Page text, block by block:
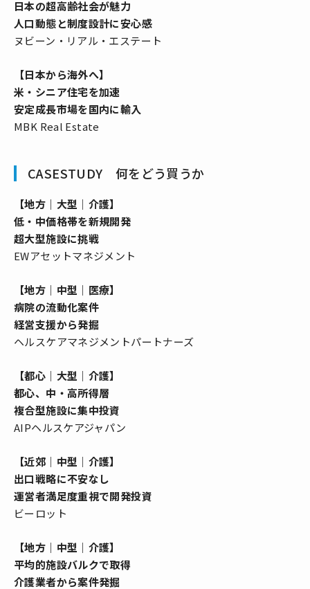
日本の超高齢社会が魅力
人口動態と制度設計に安心感
ヌビーン・リアル・エステート
【日本から海外へ】
米・シニア住宅を加速
安定成長市場を国内に輸入
MBK Real Estate
CASESTUDY 何をどう買うか
【地方｜大型｜介護】
低・中価格帯を新規開発
超大型施設に挑戦
EWアセットマネジメント
【地方｜中型｜医療】
病院の流動化案件
経営支援から発掘
ヘルスケアマネジメントパートナーズ
【都心｜大型｜介護】
都心、中・高所得層
複合型施設に集中投資
AIPヘルスケアジャパン
【近郊｜中型｜介護】
出口戦略に不安なし
運営者満足度重視で開発投資
ビーロット
【地方｜中型｜介護】
平均的施設バルクで取得
介護業者から案件発掘